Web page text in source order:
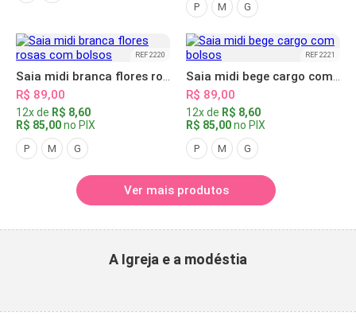
P M G
REF 2220
Saia midi branca flores rosas com bolsos
R$ 89,00
12x de R$ 8,60
R$ 85,00no PIX
P M G
REF 2221
Saia midi bege cargo com bolsos
R$ 89,00
12x de R$ 8,60
R$ 85,00no PIX
P M G
Ver mais produtos
A Igreja e a modéstia